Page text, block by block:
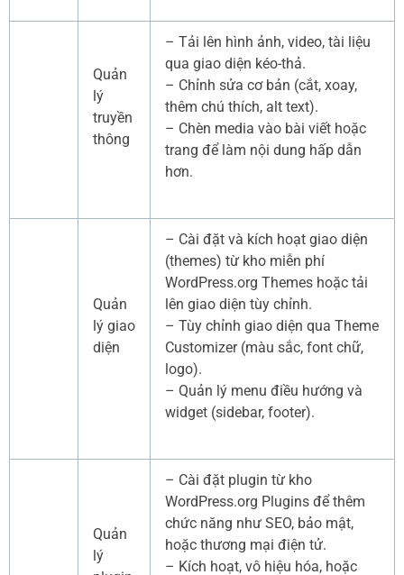
Quản
lý
truyền
thông
– Tải lên hình ảnh, video, tài liệu
qua giao diện kéo-thả.
– Chỉnh sửa cơ bản (cắt, xoay,
thêm chú thích, alt text).
– Chèn media vào bài viết hoặc
trang để làm nội dung hấp dẫn
hơn.
Quản
lý giao
diện
– Cài đặt và kích hoạt giao diện
(themes) từ kho miễn phí
WordPress.org Themes hoặc tải
lên giao diện tùy chỉnh.
– Tùy chỉnh giao diện qua Theme
Customizer (màu sắc, font chữ,
logo).
– Quản lý menu điều hướng và
widget (sidebar, footer).
Quản
lý
– Cài đặt plugin từ kho
WordPress.org Plugins để thêm
chức năng như SEO, bảo mật,
hoặc thương mại điện tử.
– Kích hoạt, vô hiệu hóa, hoặc